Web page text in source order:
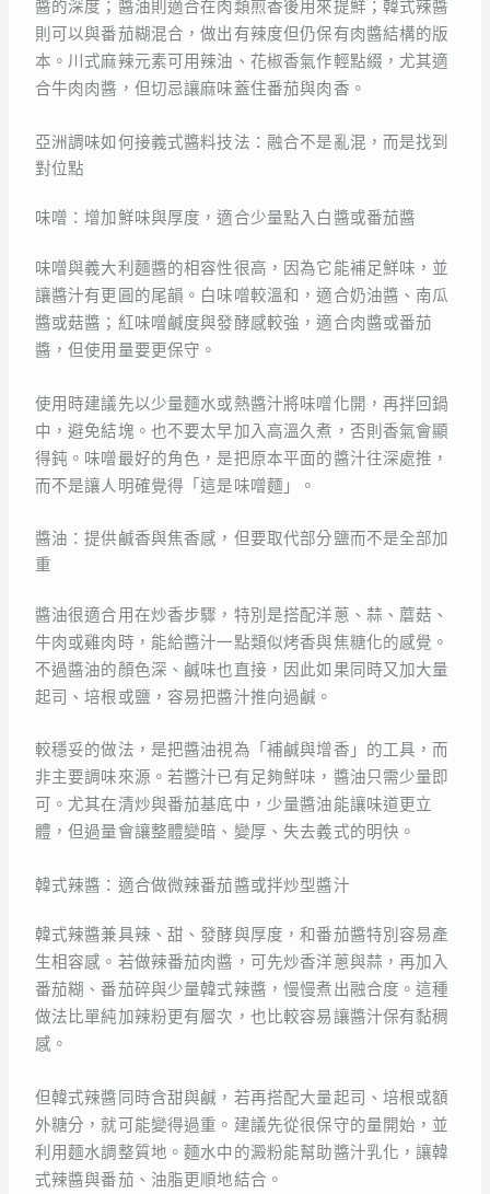
醬的深度；醬油則適合在肉類煎香後用來提鮮；韓式辣醬
則可以與番茄糊混合，做出有辣度但仍保有肉醬結構的版
本。川式麻辣元素可用辣油、花椒香氣作輕點綴，尤其適
合牛肉肉醬，但切忌讓麻味蓋住番茄與肉香。
亞洲調味如何接義式醬料技法：融合不是亂混，而是找到
對位點
味噌：增加鮮味與厚度，適合少量點入白醬或番茄醬
味噌與義大利麵醬的相容性很高，因為它能補足鮮味，並
讓醬汁有更圓的尾韻。白味噌較溫和，適合奶油醬、南瓜
醬或菇醬；紅味噌鹹度與發酵感較強，適合肉醬或番茄
醬，但使用量要更保守。
使用時建議先以少量麵水或熱醬汁將味噌化開，再拌回鍋
中，避免結塊。也不要太早加入高溫久煮，否則香氣會顯
得鈍。味噌最好的角色，是把原本平面的醬汁往深處推，
而不是讓人明確覺得「這是味噌麵」。
醬油：提供鹹香與焦香感，但要取代部分鹽而不是全部加
重
醬油很適合用在炒香步驟，特別是搭配洋蔥、蒜、蘑菇、
牛肉或雞肉時，能給醬汁一點類似烤香與焦糖化的感覺。
不過醬油的顏色深、鹹味也直接，因此如果同時又加大量
起司、培根或鹽，容易把醬汁推向過鹹。
較穩妥的做法，是把醬油視為「補鹹與增香」的工具，而
非主要調味來源。若醬汁已有足夠鮮味，醬油只需少量即
可。尤其在清炒與番茄基底中，少量醬油能讓味道更立
體，但過量會讓整體變暗、變厚、失去義式的明快。
韓式辣醬：適合做微辣番茄醬或拌炒型醬汁
韓式辣醬兼具辣、甜、發酵與厚度，和番茄醬特別容易產
生相容感。若做辣番茄肉醬，可先炒香洋蔥與蒜，再加入
番茄糊、番茄碎與少量韓式辣醬，慢慢煮出融合度。這種
做法比單純加辣粉更有層次，也比較容易讓醬汁保有黏稠
感。
但韓式辣醬同時含甜與鹹，若再搭配大量起司、培根或額
外糖分，就可能變得過重。建議先從很保守的量開始，並
利用麵水調整質地。麵水中的澱粉能幫助醬汁乳化，讓韓
式辣醬與番茄、油脂更順地結合。